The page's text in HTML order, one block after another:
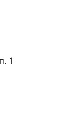
1